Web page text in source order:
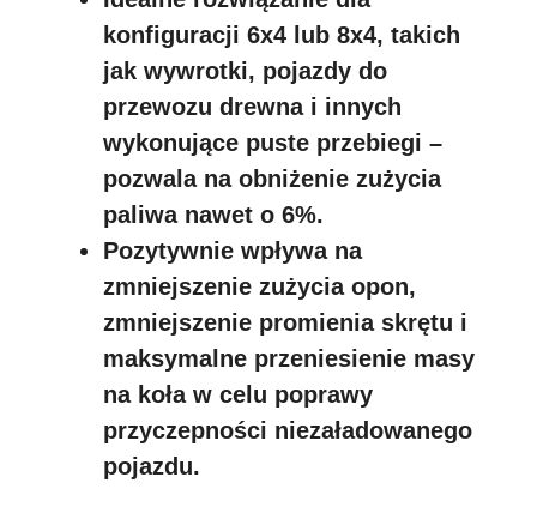
konfiguracji 6x4 lub 8x4, takich
jak wywrotki, pojazdy do
przewozu drewna i innych
wykonujące puste przebiegi –
pozwala na obniżenie zużycia
paliwa nawet o 6%.
Pozytywnie wpływa na
zmniejszenie zużycia opon,
zmniejszenie promienia skrętu i
maksymalne przeniesienie masy
na koła w celu poprawy
przyczepności niezaładowanego
pojazdu.